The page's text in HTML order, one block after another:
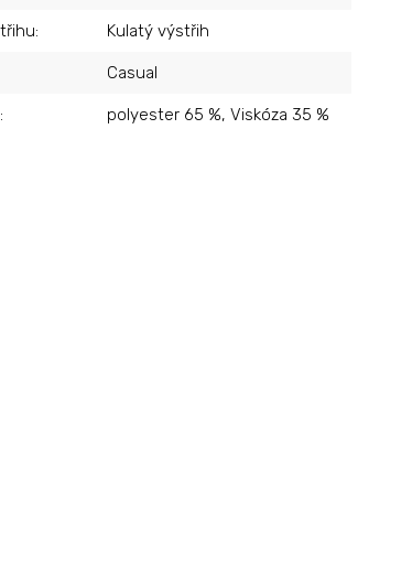
: Kulatý výstřih
Casual
: polyester 65 %, Viskóza 35 %